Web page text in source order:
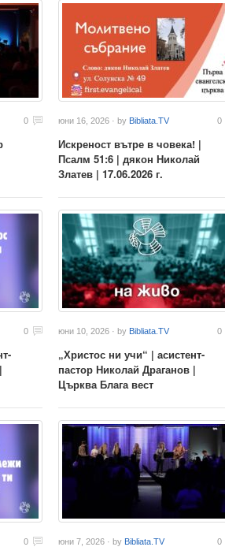
0 юни 16, 2026 · by Bibliata.TV 0
Искреност вътре в човека! |
Псалм 51:6 | дякон Николай
Златев | 17.06.2026 г.
0 юни 10, 2026 · by Bibliata.TV 0
„Христос ни учи“ | асистент-
пастор Николай Драганов |
Църква Блага вест
0 юни 7, 2026 · by Bibliata.TV 0